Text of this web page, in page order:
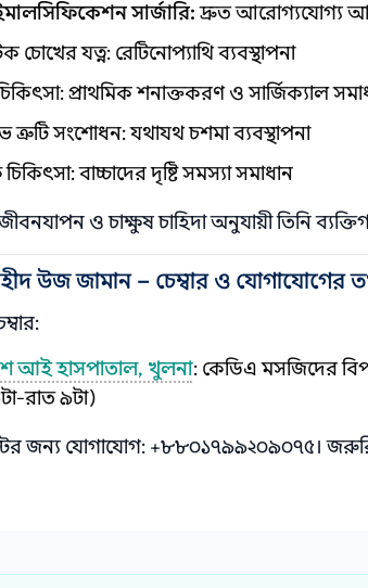
সার্জারি:দ্রুত আরোগ্যযোগ্য
চোখের যত্ন: রেটিনোপ্যাথি ব্যবস্থাপনা
প্রাথমিক শনাক্তকরণ ও সার্জিক্যাল
ত্রুটি সংশোধন: যথাযথ চশমা ব্যবস্থাপনা
বাচ্চাদের দৃষ্টি সমস্যা সমাধান
ও চাক্ষুষ চাহিদা অনুযায়ী তিনি
উজ জামান – চেম্বার ও যোগাযোগের
আই হাসপাতাল, খুলনা: কেডিএ মসজিদের
রাত ৯টা)
জন্য যোগাযোগ: +৮৮০১৭৯৯২০৯০৭৫। জরুরি